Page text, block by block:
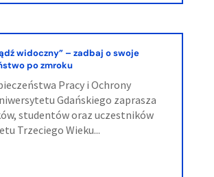
widoczny” – zadbaj o swoje
po zmroku
Pracy i Ochrony
Gdańskiego zaprasza
studentów oraz uczestników
Trzeciego Wieku...